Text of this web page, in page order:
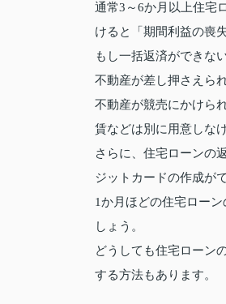
通常3～6か月以上住宅
けると「期間利益の喪
もし一括返済ができな
不動産が差し押さえら
不動産が競売にかけら
賃などは別に用意しな
さらに、住宅ローンの
ジットカードの作成が
1か月ほどの住宅ロー
しょう。
どうしても住宅ローン
する方法もあります。